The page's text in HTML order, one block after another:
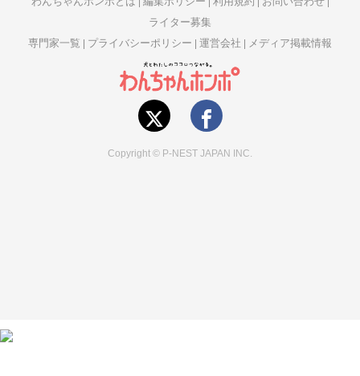
ライター募集
専門家一覧
プライバシーポリシー 運営会社 メディア掲載情報
Copyright © P-NEST JAPAN INC.